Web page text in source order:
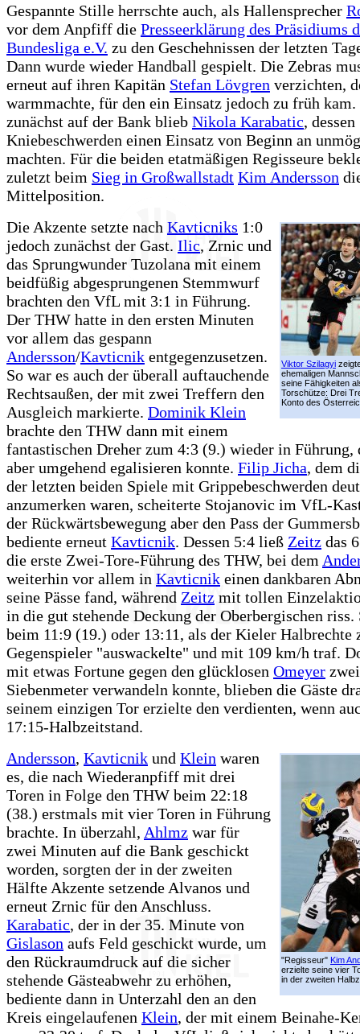
Gespannte Stille herrschte auch, als Hallensprecher
vor dem Anpfiff die Presseerklärung des Präsidiums
Bundesliga e.V. zu den Geschehnissen der letzten
Dann wurde wieder Handball gespielt. Die Zebras
erneut auf ihren Kapitän Stefan Lövgren verzichten,
warmmachte, für den ein Einsatz jedoch zu früh
zunächst auf der Bank blieb Nikola Karabatic, dessen
Kniebeschwerden einen Einsatz von Beginn an
machten. Für die beiden etatmäßigen Regisseure
zuletzt beim Sieg in Großwallstadt Kim Andersson
Mittelposition.
Viktor Szilagyi
ehemaligen
seine Fähigkeiten
Torschütze: Drei
Konto des
Die Akzente setzte nach Kavticniks 1:0
jedoch zunächst der Gast. Ilic, Zrnic und
das Sprungwunder Tuzolana mit einem
beidfüßig abgesprungenen Stemmwurf
brachten den VfL mit 3:1 in Führung.
Der THW hatte in den ersten Minuten
vor allem das gespann
Andersson/Kavticnik entgegenzusetzen.
So war es auch der überall auftauchende
Rechtsaußen, der mit zwei Treffern den
Ausgleich markierte. Dominik Klein
brachte den THW dann mit einem
fantastischen Dreher zum 4:3 (9.) wieder in Führung,
aber umgehend egalisieren konnte. Filip Jicha, dem
der letzten beiden Spiele mit Grippebeschwerden
anzumerken waren, scheiterte Stojanovic im VfL-
der Rückwärtsbewegung aber den Pass der
bediente erneut Kavticnik. Dessen 5:4 ließ Zeitz das
die erste Zwei-Tore-Führung des THW, bei dem
weiterhin vor allem in Kavticnik einen dankbaren
seine Pässe fand, während Zeitz mit tollen
in die gut stehende Deckung der Oberbergischen riss.
beim 11:9 (19.) oder 13:11, als der Kieler Halbrechte
Gegenspieler "auswackelte" und mit 109 km/h traf.
mit etwas Fortune gegen den glücklosen Omeyer zwei
Siebenmeter verwandeln konnte, blieben die Gäste
seinem einzigen Tor erzielte den verdienten, wenn
17:15-Halbzeitstand.
"Regisseur" Kim
erzielte seine vier
in der zweiten
Andersson, Kavticnik und Klein waren
es, die nach Wiederanpfiff mit drei
Toren in Folge den THW beim 22:18
(38.) erstmals mit vier Toren in Führung
brachte. In überzahl, Ahlmz war für
zwei Minuten auf die Bank geschickt
worden, sorgten der in der zweiten
Hälfte Akzente setzende Alvanos und
erneut Zrnic für den Anschluss.
Karabatic, der in der 35. Minute von
Gislason aufs Feld geschickt wurde, um
den Rückraumdruck auf die sicher
stehende Gästeabwehr zu erhöhen,
bediente dann in Unterzahl den an den
Kreis eingelaufenen Klein, der mit einem Beinahe-